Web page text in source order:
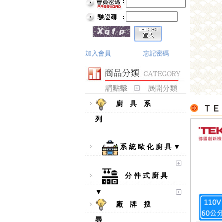
加入會員 忘記密碼
廚 具 系
列
系 統 歐 化 廚 具 ▼
分 件 式 廚 具
▼
廠 牌 搜
尋
Ｔ